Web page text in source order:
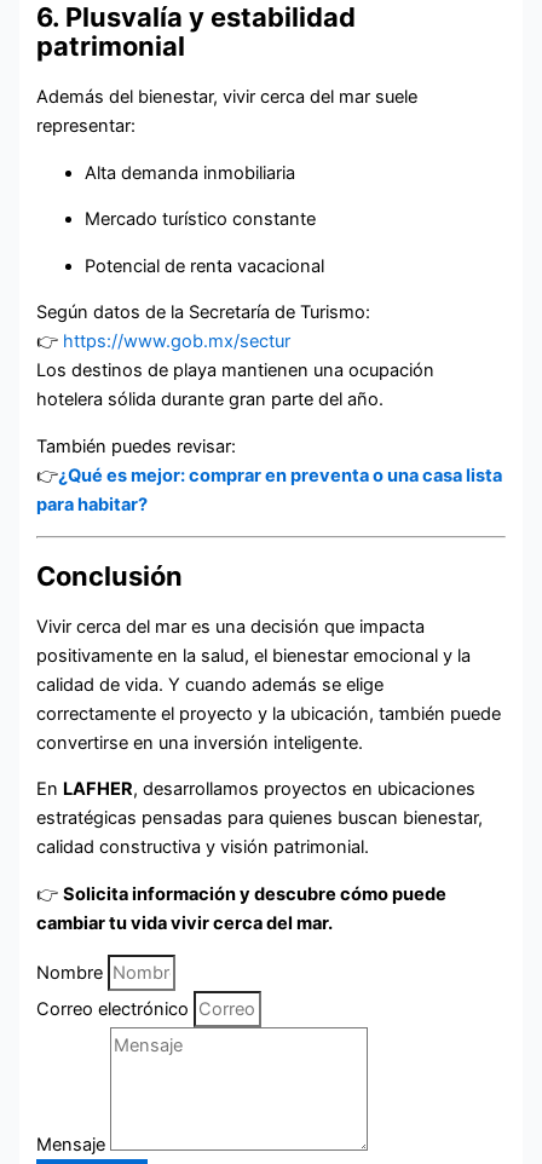
6. Plusvalía y estabilidad
patrimonial
Además del bienestar, vivir cerca del mar suele
representar:
Alta demanda inmobiliaria
Mercado turístico constante
Potencial de renta vacacional
Según datos de la Secretaría de Turismo:
👉 https://www.gob.mx/sectur
Los destinos de playa mantienen una ocupación
hotelera sólida durante gran parte del año.
También puedes revisar:
👉¿Qué es mejor: comprar en preventa o una casa lista
para habitar?
Conclusión
Vivir cerca del mar es una decisión que impacta
positivamente en la salud, el bienestar emocional y la
calidad de vida. Y cuando además se elige
correctamente el proyecto y la ubicación, también puede
convertirse en una inversión inteligente.
En LAFHER, desarrollamos proyectos en ubicaciones
estratégicas pensadas para quienes buscan bienestar,
calidad constructiva y visión patrimonial.
👉Solicita información y descubre cómo puede
cambiar tu vida vivir cerca del mar.
Nombre
Correo electrónico
Mensaje